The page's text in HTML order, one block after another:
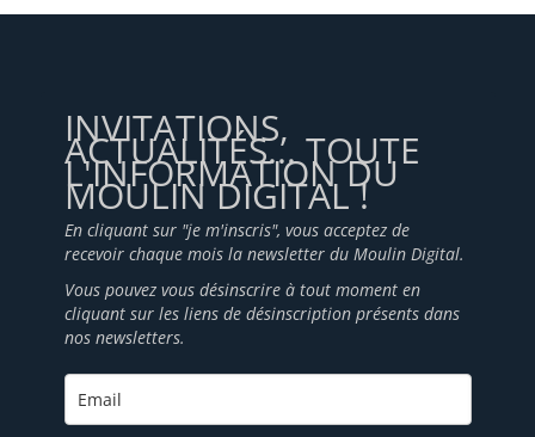
INVITATIONS,
ACTUALITÉS... TOUTE
L'INFORMATION DU
MOULIN DIGITAL !
En cliquant sur "je m'inscris", vous acceptez de
recevoir chaque mois la newsletter du Moulin Digital.
Vous pouvez vous désinscrire à tout moment en
cliquant sur les liens de désinscription présents dans
nos newsletters.